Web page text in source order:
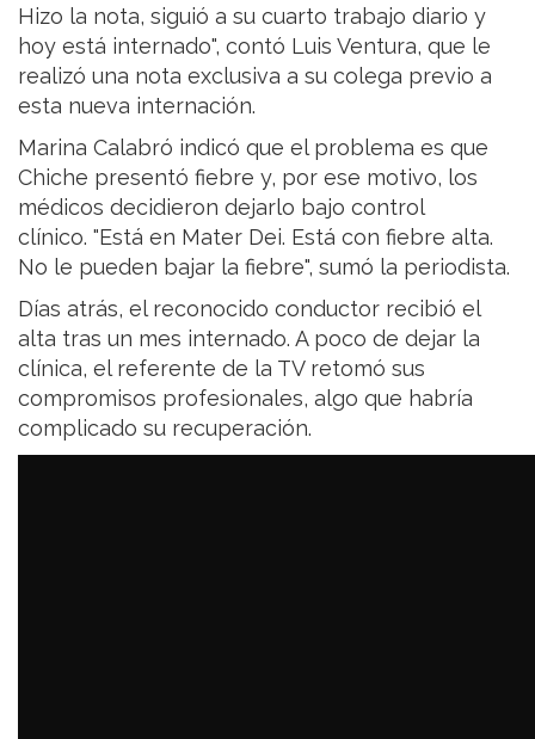
Hizo la nota, siguió a su cuarto trabajo diario y
hoy está internado", contó Luis Ventura, que le
realizó una nota exclusiva a su colega previo a
esta nueva internación.
Marina Calabró indicó que el problema es que
Chiche presentó fiebre y, por ese motivo, los
médicos decidieron dejarlo bajo control
clínico. "Está en Mater Dei. Está con fiebre alta.
No le pueden bajar la fiebre", sumó la periodista.
Días atrás, el reconocido conductor recibió el
alta tras un mes internado. A poco de dejar la
clínica, el referente de la TV retomó sus
compromisos profesionales, algo que habría
complicado su recuperación.